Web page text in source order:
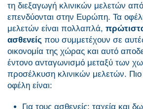
τη διεξαγωγή κλινικών μελετών
επενδύονται στην Ευρώπη. Τα
μελετών είναι πολλαπλά,
ασθενείς που συμμετέχουν σε
οικονομία της χώρας και αυτό
έντονο ανταγωνισμό μεταξύ των
προσέλκυση κλινικών μελετών.
οφέλη είναι:
Για τους ασθενείς: ταχεία και